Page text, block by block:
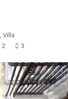
,Villa
2 3